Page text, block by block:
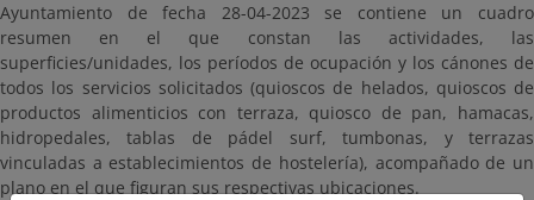
Ayuntamiento de fecha 28-04-2023 se contiene un cuadro
resumen en el que constan las actividades, las
superficies/unidades, los períodos de ocupación y los cánones de
todos los servicios solicitados (quioscos de helados, quioscos de
productos alimenticios con terraza, quiosco de pan, hamacas,
hidropedales, tablas de pádel surf, tumbonas, y terrazas
vinculadas a establecimientos de hostelería), acompañado de un
plano en el que figuran sus respectivas ubicaciones.